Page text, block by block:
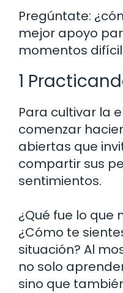
Pregúntate:
mejor apoyo
momentos
1
Para cultivar la
comenzar
abiertas que
compartir sus
sentimientos.
¿Qué fue lo que
¿Cómo te
situación? Al
no solo
sino que